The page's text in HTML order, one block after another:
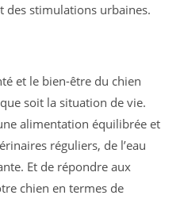
des stimulations urbaines.
et le bien-être du chien
soit la situation de vie.
alimentation équilibrée et
réguliers, de l’eau
Et de répondre aux
chien en termes de